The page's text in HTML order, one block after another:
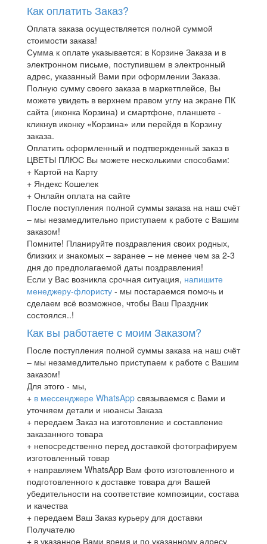
Как оплатить Заказ?
Оплата заказа осуществляется полной суммой
стоимости заказа!
Сумма к оплате указывается: в Корзине Заказа и в
электронном письме, поступившем в электронный
адрес, указанный Вами при оформлении Заказа.
Полную сумму своего заказа в маркетплейсе, Вы
можете увидеть в верхнем правом углу на экране ПК
сайта (иконка Корзина) и смартфоне, планшете -
кликнув иконку «Корзина» или перейдя в Корзину
заказа.
Оплатить оформленный и подтвержденный заказ в
ЦВЕТЫ ПЛЮС Вы можете несколькими способами:
+ Картой на Карту
+ Яндекс Кошелек
+ Онлайн оплата на сайте
После поступления полной суммы заказа на наш счёт
– мы незамедлительно приступаем к работе с Вашим
заказом!
Помните! Планируйте поздравления своих родных,
близких и знакомых – заранее – не менее чем за 2-3
дня до предполагаемой даты поздравления!
Если у Вас возникла срочная ситуация, напишите
менеджеру-флористу - мы постараемся помочь и
сделаем всё возможное, чтобы Ваш Праздник
состоялся..!
Как вы работаете с моим Заказом?
После поступления полной суммы заказа на наш счёт
– мы незамедлительно приступаем к работе с Вашим
заказом!
Для этого - мы,
+ в мессенджере WhatsApp связываемся с Вами и
уточняем детали и нюансы Заказа
+ передаем Заказ на изготовление и составление
заказанного товара
+ непосредственно перед доставкой фотографируем
изготовленный товар
+ направляем WhatsApp Вам фото изготовленного и
подготовленного к доставке товара для Вашей
убедительности на соответствие композиции, состава
и качества
+ передаем Ваш Заказ курьеру для доставки
Получателю
+ в указанное Вами время и по указанному адресу